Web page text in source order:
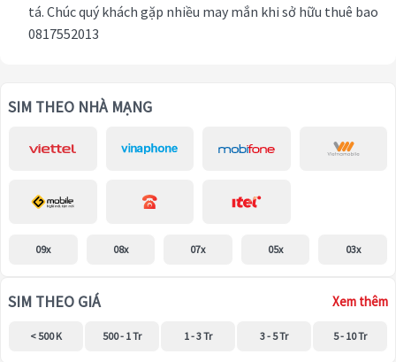
tá. Chúc quý khách gặp nhiều may mắn khi sở hữu thuê bao
0817552013
SIM THEO NHÀ MẠNG
09x 08x 07x 05x 03x
SIM THEO GIÁ Xem thêm
< 500 K 500 - 1 Tr 1 - 3 Tr 3 - 5 Tr 5 - 10 Tr